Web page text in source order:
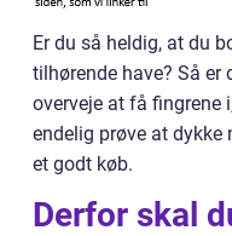
Er du så heldig, at du
tilhørende have? Så
overveje at få fingrene
endelig prøve at
et godt køb.
Derfor skal